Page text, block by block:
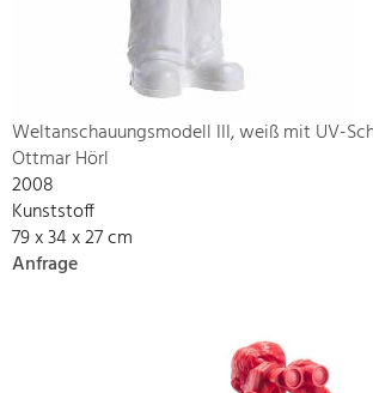
Weltanschauungsmodell III, weiß mit UV-
Ottmar Hörl
2008
Kunststoff
79 x 34 x 27 cm
Anfrage